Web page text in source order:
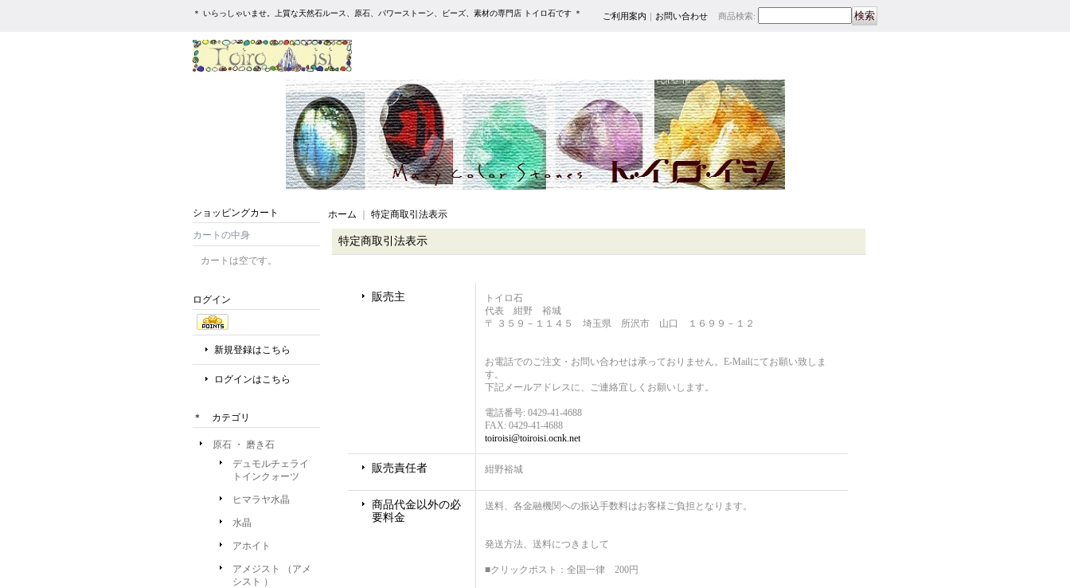
＊ いらっしゃいませ。上質な天然石ルース、原石、パワーストーン、ビーズ、素材の専門店 トイロ石です ＊ ご利用案内 ｜ お問い合わせ 商品検索:
ショッピングカート
カートの中身
カートは空です。
ログイン
新規登録はこちら
ログインはこちら
＊ カテゴリ
原石 ・ 磨き石
デュモルチェライ
トインクォーツ
ヒマラヤ水晶
水晶
アホイト
アメジスト （アメ
シスト ）
ホーム 特定商取引法表示
特定商取引法表示
販売主
トイロ石
代表 紺野 裕城
〒 ３５９－１１４５ 埼玉県 所沢市 山口 １６９９－１２
お電話でのご注文・お問い合わせは承っておりません。E-Mailにてお願い致しま
す。
下記メールアドレスに、ご連絡宜しくお願いします。
電話番号: 0429-41-4688
FAX: 0429-41-4688
toiroisi@toiroisi.ocnk.net
販売責任者 紺野裕城
商品代金以外の必
要料金
送料、各金融機関への振込手数料はお客様ご負担となります。
発送方法、送料につきまして
■クリックポスト：全国一律 200円